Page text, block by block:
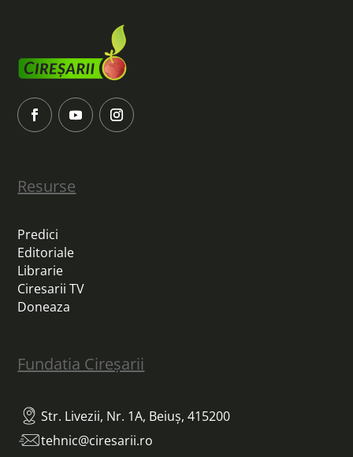
Resurse
Predici
Editoriale
Librarie
Ciresarii TV
Doneaza
Fundatia Cireșarii
Str. Livezii, Nr. 1A, Beiuș, 415200
tehnic@ciresarii.ro